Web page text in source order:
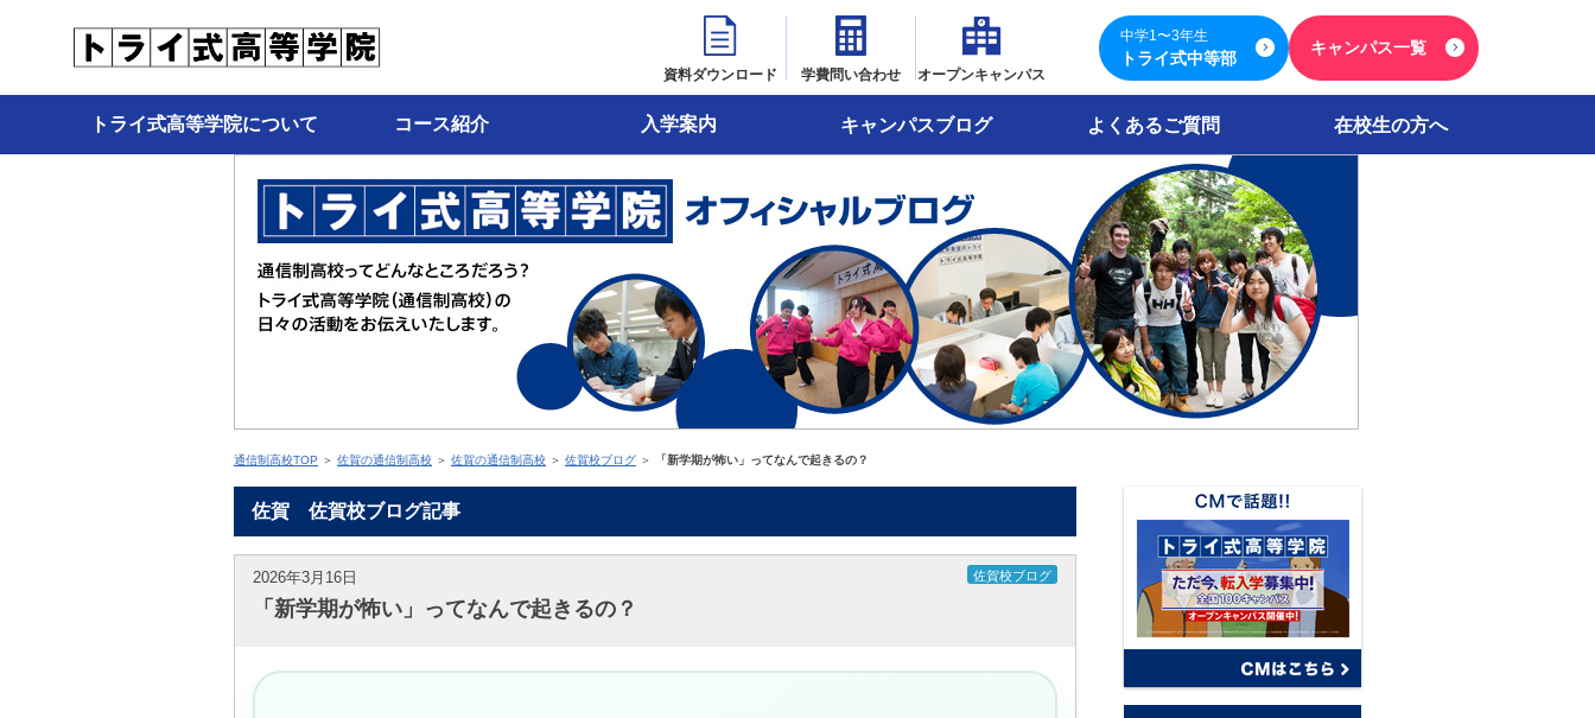
資料ダウンロード 学費問い合わせ オープンキャンパス
中学1〜3年生
トライ式中等部
キャンパス一覧
トライ式高等学院について コース紹介 入学案内 キャンパスブログ よくあるご質問 在校生の方へ
通信制高校TOP ＞ 佐賀の通信制高校 ＞ 佐賀の通信制高校 ＞ 佐賀校ブログ ＞ 「新学期が怖い」ってなんで起きるの？
佐賀 佐賀校ブログ記事
2026年3月16日 佐賀校ブログ
「新学期が怖い」ってなんで起きるの？